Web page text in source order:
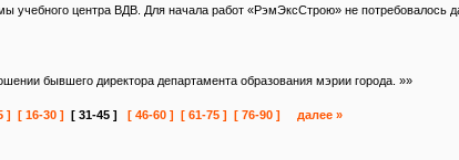
учебного центра ВДВ. Для начала работ «РэмЭксСтрою» не потребовалось
бывшего директора департамента образования мэрии города. »»
] [ 16-30 ] [ 31-45 ] [ 46-60 ] [ 61-75 ] [ 76-90 ] далее »